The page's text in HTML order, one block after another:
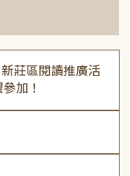
新莊區閱讀推廣活
加！